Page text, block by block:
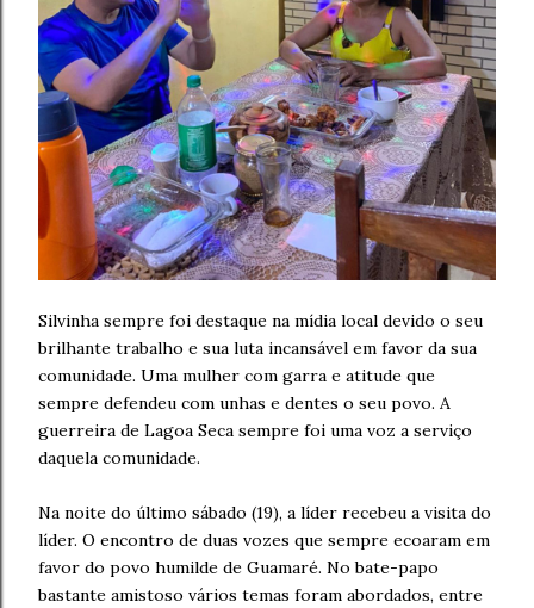
Silvinha sempre foi destaque na mídia local devido o seu
brilhante trabalho e sua luta incansável em favor da sua
comunidade. Uma mulher com garra e atitude que
sempre defendeu com unhas e dentes o seu povo. A
guerreira de Lagoa Seca sempre foi uma voz a serviço
daquela comunidade.
Na noite do último sábado (19), a líder recebeu a visita do
líder. O encontro de duas vozes que sempre ecoaram em
favor do povo humilde de Guamaré. No bate-papo
bastante amistoso vários temas foram abordados, entre